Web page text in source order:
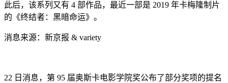
此后，该系列又有 4 部作品，最近一部是 2019 年卡梅隆制片
的《终结者：黑暗命运》。
消息来源：新京报 & variety
22 日消息，第 95 届奥斯卡电影学院奖公布了部分奖项的提名